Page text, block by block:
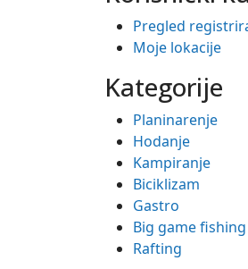
Pregled
Moje lokacije
Kategorije
Planinarenje
Hodanje
Kampiranje
Biciklizam
Gastro
Big game fishing
Rafting